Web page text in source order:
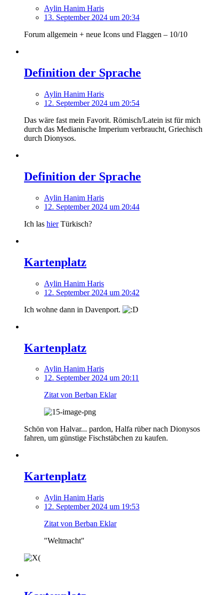
Aylin Hanim Haris
13. September 2024 um 20:34
Forum allgemein + neue Icons und Flaggen – 10/10
Definition der Sprache
Aylin Hanim Haris
12. September 2024 um 20:54
Das wäre fast mein Favorit. Römisch/Latein ist für mich
durch das Medianische Imperium verbraucht, Griechisch
durch Dionysos.
Definition der Sprache
Aylin Hanim Haris
12. September 2024 um 20:44
Ich las hierTürkisch?
Kartenplatz
Aylin Hanim Haris
12. September 2024 um 20:42
Ich wohne dann in Davenport.
Kartenplatz
Aylin Hanim Haris
12. September 2024 um 20:11
Zitat von Berban Eklar
Schön von Halvar... pardon, Halfa rüber nach Dionysos
fahren, um günstige Fischstäbchen zu kaufen.
Kartenplatz
Aylin Hanim Haris
12. September 2024 um 19:53
Zitat von Berban Eklar
"Weltmacht"